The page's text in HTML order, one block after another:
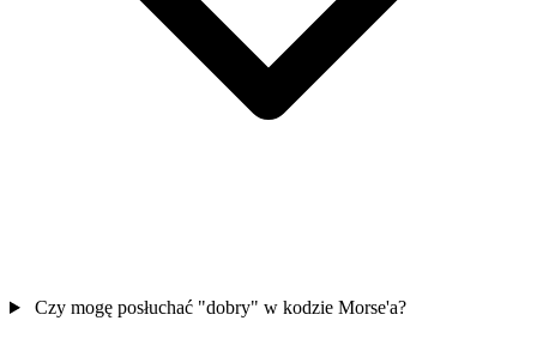
Czy mogę posłuchać "dobry" w kodzie Morse'a?